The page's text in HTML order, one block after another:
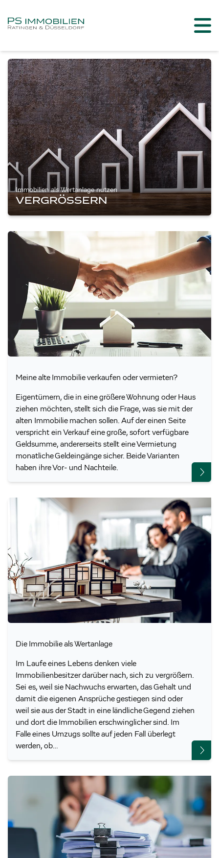
Immobilien als Wertanlage nutzen
VERGRÖSSERN
Meine alte Immobilie verkaufen oder vermieten?
Eigentümern, die in eine größere Wohnung oder Haus
ziehen möchten, stellt sich die Frage, was sie mit der
alten Immobilie machen sollen. Auf der einen Seite
verspricht ein Verkauf eine große, sofort verfügbare
Geldsumme, andererseits stellt eine Vermietung
monatliche Geldeingänge sicher. Beide Varianten
haben ihre Vor- und Nachteile.
Die Immobilie als Wertanlage
Im Laufe eines Lebens denken viele
Immobilienbesitzer darüber nach, sich zu vergrößern.
Sei es, weil sie Nachwuchs erwarten, das Gehalt und
damit die eigenen Ansprüche gestiegen sind oder
weil sie aus der Stadt in eine ländliche Gegend ziehen
und dort die Immobilien erschwinglicher sind. Im
Falle eines Umzugs sollte auf jeden Fall überlegt
werden, ob…